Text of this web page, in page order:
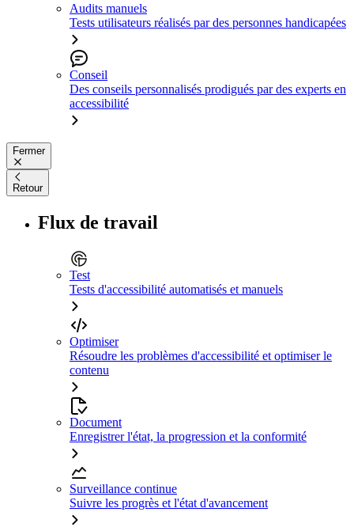
Audits manuels
Tests utilisateurs réalisés par des personnes handicapées
Conseil
Des conseils personnalisés prodigués par des experts en
accessibilité
Fermer
Retour
Flux de travail
Test
Tests d'accessibilité automatisés et manuels
Optimiser
Résoudre les problèmes d'accessibilité et optimiser le
contenu
Document
Enregistrer l'état, la progression et la conformité
Surveillance continue
Suivre les progrès et l'état d'avancement